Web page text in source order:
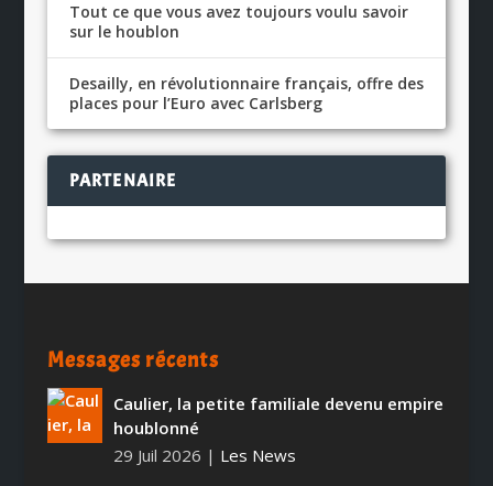
Tout ce que vous avez toujours voulu savoir
sur le houblon
Desailly, en révolutionnaire français, offre des
places pour l’Euro avec Carlsberg
PARTENAIRE
Messages récents
Caulier, la petite familiale devenu empire
houblonné
29 Juil 2026 | Les News